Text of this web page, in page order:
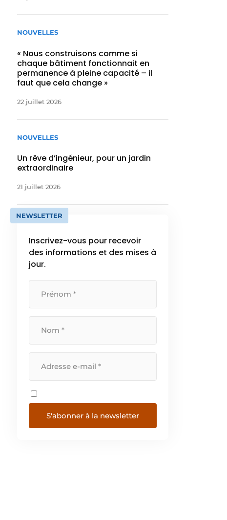
NOUVELLES
« Nous construisons comme si
chaque bâtiment fonctionnait en
permanence à pleine capacité – il
faut que cela change »
22 juillet 2026
NOUVELLES
Un rêve d’ingénieur, pour un jardin
extraordinaire
21 juillet 2026
NEWSLETTER
Inscrivez-vous pour recevoir
des informations et des mises à
jour.